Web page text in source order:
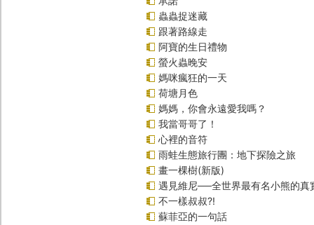
蟲蟲捉迷藏
跟著路線走
阿寶的生日禮物
螢火蟲晚安
媽咪瘋狂的一天
荷塘月色
媽媽，你會永遠愛我嗎？
我當哥哥了！
心裡的音符
雨蛙生態旅行團：地下探險之旅
畫一棵樹(新版)
遇見維尼──全世界最有名小熊的真
不一樣叔叔?!
蘇菲亞的一句話